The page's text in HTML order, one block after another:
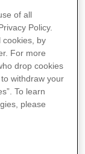
of all
Policy.
cookies, by
For more
drop cookies
withdraw your
To learn
please